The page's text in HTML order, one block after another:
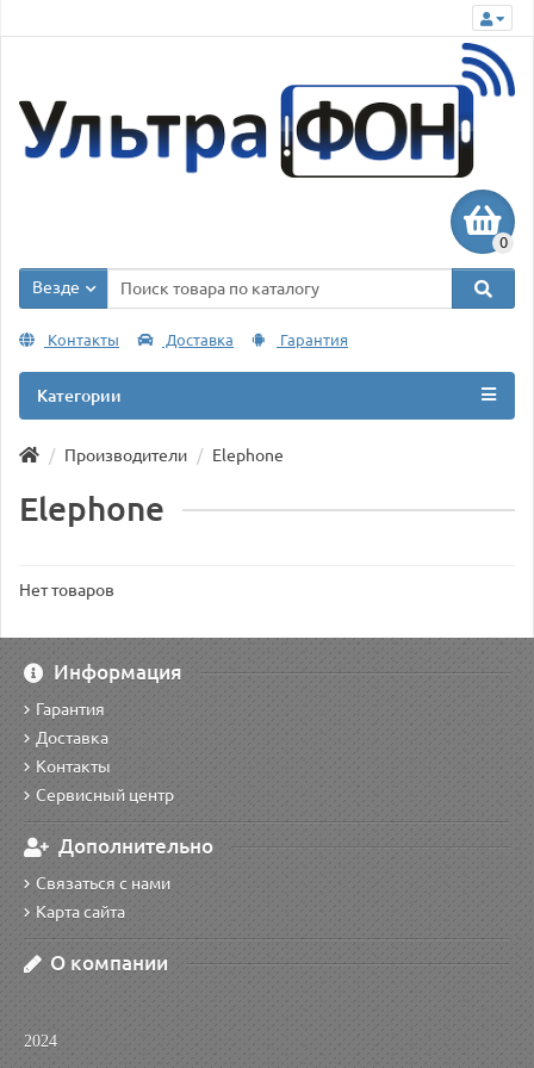
0
Везде
Контакты Доставка Гарантия
Категории
Производители Elephone
Elephone
Нет товаров
Информация
Гарантия
Доставка
Контакты
Сервисный центр
Дополнительно
Связаться с нами
Карта сайта
О компании
2024